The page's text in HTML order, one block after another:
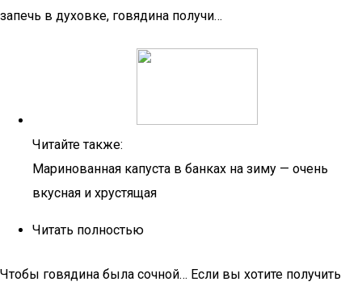
запечь в духовке, говядина получи…
Читайте также:
Маринованная капуста в банках на зиму — очень
вкусная и хрустящая
Читать полностью
Чтобы говядина была сочной… Если вы хотите получить